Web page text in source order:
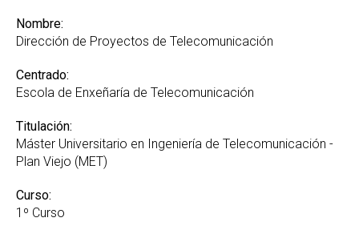
Nombre:
Dirección de Proyectos de Telecomunicación
Centrado:
Escola de Enxeñaría de Telecomunicación
Titulación:
Máster Universitario en Ingeniería de Telecomunicación -
Plan Viejo (MET)
Curso:
1º Curso